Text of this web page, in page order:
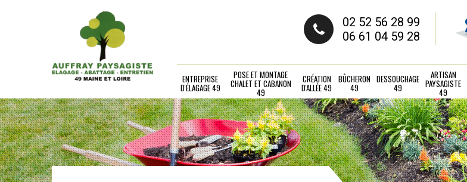
02 52 56 28 99
06 61 04 59 28
ENTREPRISE
D'ÉLAGAGE 49
POSE ET MONTAGE
CHALET ET CABANON
49
CRÉATION
D'ALLÉE 49
BÛCHERON
49
DESSOUCHAGE
49
ARTISAN
PAYSAGISTE
49